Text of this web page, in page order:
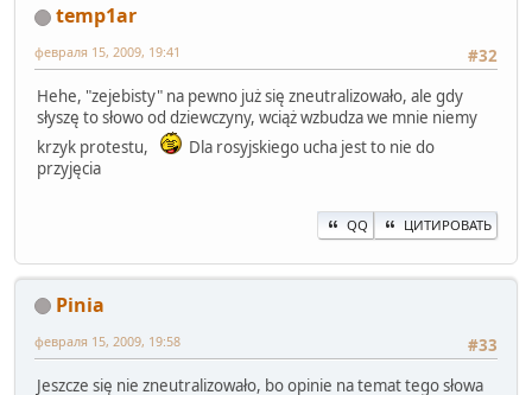
temp1ar
#32
февраля 15, 2009, 19:41
Hehe, "zejebisty" na pewno już się zneutralizowało, ale gdy
słyszę to słowo od dziewczyny, wciąż wzbudza we mnie niemy
krzyk protestu,
Dla rosyjskiego ucha jest to nie do
przyjęcia
QQ ЦИТИРОВАТЬ
Pinia
#33
февраля 15, 2009, 19:58
Jeszcze się nie zneutralizowało, bo opinie na temat tego słowa